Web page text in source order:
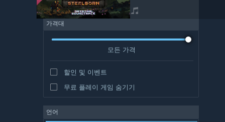
가격대
모든 가격
할인 및 이벤트
무료 플레이 게임 숨기기
언어